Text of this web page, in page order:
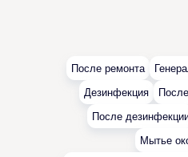
После ремонта
Дезинфекция
После
Мытье